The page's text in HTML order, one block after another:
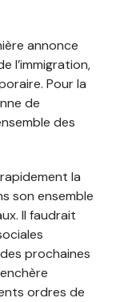
annonce
l’immigration,
Pour la
de
des
la
son ensemble
Il faudrait
prochaines
ordres de